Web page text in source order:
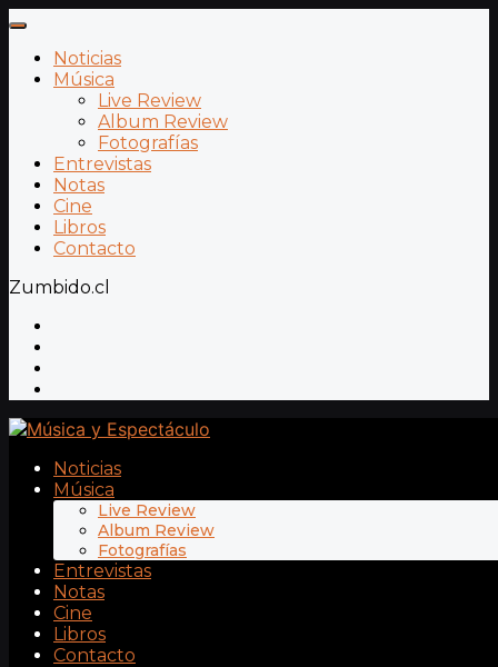
Noticias
Música
Live Review
Album Review
Fotografías
Entrevistas
Notas
Cine
Libros
Contacto
Zumbido.cl
Noticias
Música
Live Review
Album Review
Fotografías
Entrevistas
Notas
Cine
Libros
Contacto